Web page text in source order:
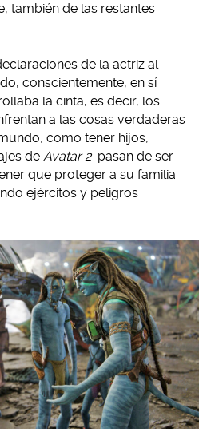
también de las restantes
de la actriz al
conscientemente, en sí
la cinta, es decir, los
a las cosas verdaderas
como tener hijos,
de Avatar 2 pasan de ser
que proteger a su familia
ejércitos y peligros